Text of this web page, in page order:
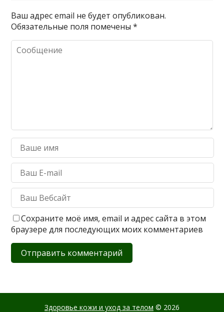
Ваш адрес email не будет опубликован.
Обязательные поля помечены*
Сохраните моё имя, email и адрес сайта в этом
браузере для последующих моих комментариев
Здоровье кожи и уход за телом © 2026